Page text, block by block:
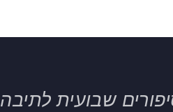
שבועית לתיבה